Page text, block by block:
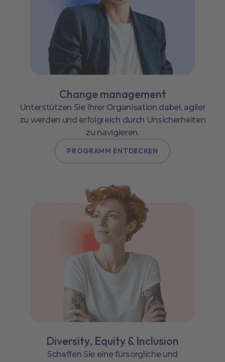
Change management
Unterstützen Sie Ihrer Organisation dabei, agiler
zu werden und erfolgreich durch Unsicherheiten
zu navigieren.
PROGRAMM ENTDECKEN
Diversity, Equity & Inclusion
Schaffen Sie eine fürsorgliche und